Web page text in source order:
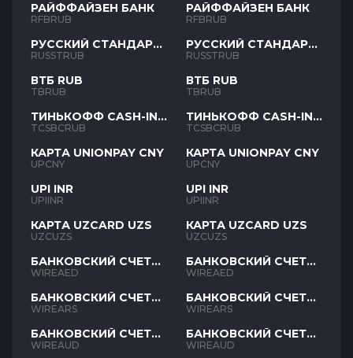
РАЙФФАЙЗЕН БАНК
RFBRUB
РУССКИЙ СТАНДАРТ
RUB
RUSSTRUB
ВТБ RUB
TBRUB
ТИНЬКОФФ CASH-IN
RUB
TCSBCRUB
КАРТА UNIONPAY CNY
UPCNY
UPI INR
UPIINR
КАРТА UZCARD UZS
UZCUZS
БАНКОВСКИЙ СЧЕТ
AED
WIREAED
БАНКОВСКИЙ СЧЕТ
ARS
WIREARS
БАНКОВСКИЙ СЧЕТ
AUD
WIREAUD
РАЙФФАЙЗЕН БАНК
RFBRUB
РУССКИЙ СТАНДАРТ
RUB
RUSSTRUB
ВТБ RUB
TBRUB
ТИНЬКОФФ CASH-IN
RUB
TCSBCRUB
КАРТА UNIONPAY CNY
UPCNY
UPI INR
UPIINR
КАРТА UZCARD UZS
UZCUZS
БАНКОВСКИЙ СЧЕТ
AED
WIREAED
БАНКОВСКИЙ СЧЕТ
ARS
WIREARS
БАНКОВСКИЙ СЧЕТ
AUD
WIREAUD